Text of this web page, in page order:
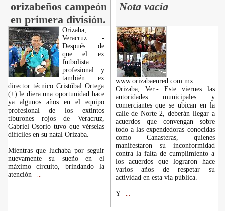
orizabeños campeón
en primera división.
Nota vacía
Orizaba,
Veracruz. -
Después de
que el ex
futbolista
profesional y
también ex
director técnico Cristóbal Ortega
(+) le diera una oportunidad hace
ya algunos años en el equipo
profesional de los extintos
tiburones rojos de Veracruz,
Gabriel Osorio tuvo que vérselas
difíciles en su natal Orizaba.
Mientras que luchaba por seguir
nuevamente su sueño en el
máximo circuito, brindando la
atención
www.orizabaenred.com.mx
Orizaba, Ver.- Este viernes las
autoridades municipales y
comerciantes que se ubican en la
calle de Norte 2, deberán llegar a
acuerdos que convengan sobre
todo a las expendedoras conocidas
como Canasteras, quienes
manifestaron su inconformidad
contra la falta de cumplimiento a
los acuerdos que lograron hace
varios años de respetar su
actividad en esta vía pública.
Y